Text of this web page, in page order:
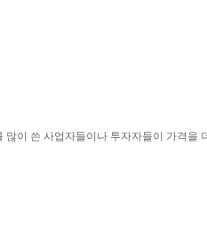
이 쓴 사업자들이나 투자자들이 가격을